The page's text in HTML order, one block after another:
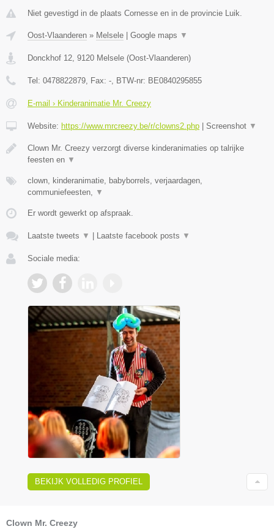
Niet gevestigd in de plaats Cornesse en in de provincie Luik.
Oost-Vlaanderen » Melsele Google maps ▼
Donckhof 12, 9120 Melsele (Oost-Vlaanderen)
Tel: 0478822879, Fax: -, BTW-nr: BE0840295855
E-mail › Kinderanimatie Mr. Creezy
Website: https://www.mrcreezy.be/r/clowns2.php Screenshot ▼
Clown Mr. Creezy verzorgt diverse kinderanimaties op talrijke
feesten en ▼
clown, kinderanimatie, babyborrels, verjaardagen,
communiefeesten, ▼
Er wordt gewerkt op afspraak.
Laatste tweets ▼ Laatste facebook posts ▼
Sociale media:
BEKIJK VOLLEDIG PROFIEL
Clown Mr. Creezy